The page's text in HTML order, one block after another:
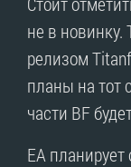
не в
релизом
планы на тот
части BF
EA